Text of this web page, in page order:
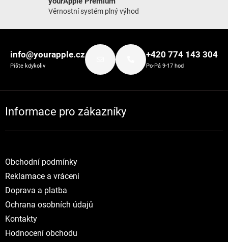
Věrnostní systém plný výhod
info@yourapple.cz
Pište kdykoliv
+420 774 143 304
Po-Pá 9-17 hod
Informace pro zákazníky
Obchodní podmínky
Reklamace a vráceni
Doprava a platba
Ochrana osobních údajů
Kontakty
Hodnocení obchodu